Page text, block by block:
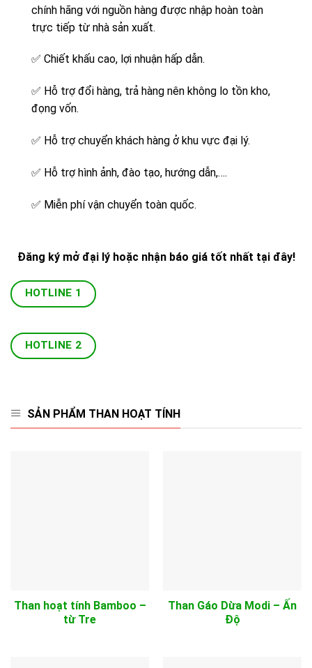
chính hãng với nguồn hàng được nhập hoàn toàn
trực tiếp từ nhà sản xuất.
✅ Chiết khấu cao, lợi nhuận hấp dẫn.
✅ Hỗ trợ đổi hàng, trả hàng nên không lo tồn kho,
đọng vốn.
✅ Hỗ trợ chuyển khách hàng ở khu vực đại lý.
✅ Hỗ trợ hình ảnh, đào tạo, hướng dẫn,….
✅ Miễn phí vận chuyển toàn quốc.
Đăng ký mở đại lý hoặc nhận báo giá tốt nhất tại đây!
HOTLINE 1
HOTLINE 2
SẢN PHẨM THAN HOẠT TÍNH
Than hoạt tính Bamboo –
từ Tre
Than Gáo Dừa Modi – Ấn
Độ